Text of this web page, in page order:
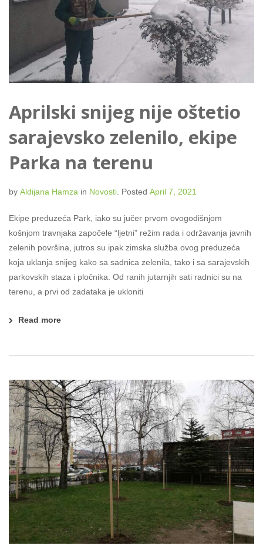
Aprilski snijeg nije oštetio
sarajevsko zelenilo, ekipe
Parka na terenu
by Aldijana Hamza in Novosti. Posted April 7, 2021
Ekipe preduzeća Park, iako su jučer prvom ovogodišnjom
košnjom travnjaka započele “ljetni” režim rada i održavanja javnih
zelenih površina, jutros su ipak zimska služba ovog preduzeća
koja uklanja snijeg kako sa sadnica zelenila, tako i sa sarajevskih
parkovskih staza i pločnika. Od ranih jutarnjih sati radnici su na
terenu, a prvi od zadataka je ukloniti
Read more